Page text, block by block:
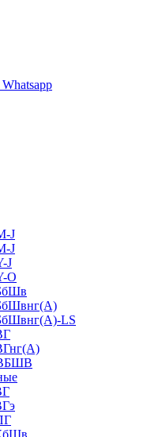
J
J
J
O
LS